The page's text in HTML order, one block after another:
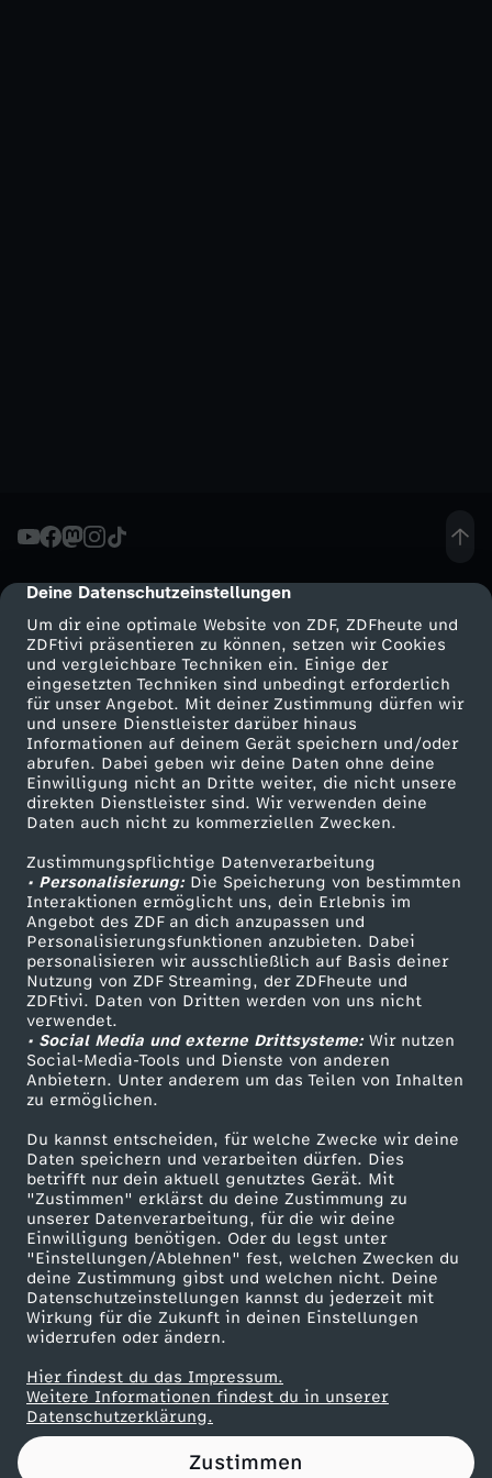
cmp-dialog-description
Deine Datenschutzeinstellungen
Um dir eine optimale Website von ZDF, ZDFheute und
ZDFtivi präsentieren zu können, setzen wir Cookies
und vergleichbare Techniken ein. Einige der
eingesetzten Techniken sind unbedingt erforderlich
für unser Angebot. Mit deiner Zustimmung dürfen wir
und unsere Dienstleister darüber hinaus
Informationen auf deinem Gerät speichern und/oder
abrufen. Dabei geben wir deine Daten ohne deine
Einwilligung nicht an Dritte weiter, die nicht unsere
direkten Dienstleister sind. Wir verwenden deine
Daten auch nicht zu kommerziellen Zwecken.
Zustimmungspflichtige Datenverarbeitung
• Personalisierung:Die Speicherung von bestimmten
Interaktionen ermöglicht uns, dein Erlebnis im
Angebot des ZDF an dich anzupassen und
Personalisierungsfunktionen anzubieten. Dabei
personalisieren wir ausschließlich auf Basis deiner
Nutzung von ZDF Streaming, der ZDFheute und
ZDFtivi. Daten von Dritten werden von uns nicht
verwendet.
• Social Media und externe Drittsysteme:Wir nutzen
Social-Media-Tools und Dienste von anderen
Anbietern. Unter anderem um das Teilen von Inhalten
zu ermöglichen.
Du kannst entscheiden, für welche Zwecke wir deine
Daten speichern und verarbeiten dürfen. Dies
betrifft nur dein aktuell genutztes Gerät. Mit
"Zustimmen" erklärst du deine Zustimmung zu
unserer Datenverarbeitung, für die wir deine
Einwilligung benötigen. Oder du legst unter
"Einstellungen/Ablehnen" fest, welchen Zwecken du
deine Zustimmung gibst und welchen nicht. Deine
Datenschutzeinstellungen kannst du jederzeit mit
Wirkung für die Zukunft in deinen Einstellungen
widerrufen oder ändern.
Hier findest du das Impressum.
Weitere Informationen findest du in unserer
Datenschutzerklärung.
Zustimmen
Mehr ZDF
ZDF-Apps
Smart TV
ZDFtext
Livestreams
Sendungen A-Z
TV-Programm
Service
ZDFmitreden
Kontakt zum ZDF
Tickets
Zuschauerservice
Hilfe
ZDF Unternehmen
Karriere
ZDF goes Schule
Werbefernsehen
Mainzelmännchen
Partner